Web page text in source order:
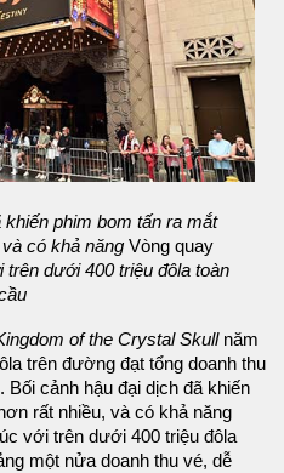
phim bom tấn ra mắt
có khả năng Vòng quay
dưới 400 triệu đôla toàn
of the Crystal Skullnăm
trên đường đạt tổng doanh thu
Bối cảnh hậu đại dịch đã khiến
rất nhiều, và có khả năng
với trên dưới 400 triệu đôla
một nửa doanh thu vé, dễ